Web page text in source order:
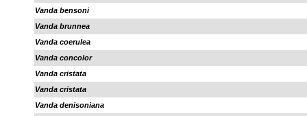
Vanda bensoni
Vanda brunnea
Vanda coerulea
Vanda concolor
Vanda cristata
Vanda cristata
Vanda denisoniana